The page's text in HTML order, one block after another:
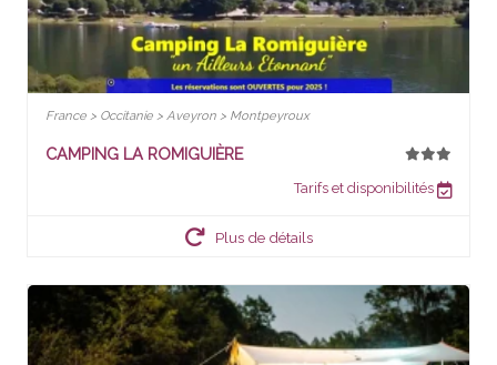
France > Occitanie > Aveyron > Montpeyroux
CAMPING LA ROMIGUIÈRE
Tarifs et disponibilités
Plus de détails